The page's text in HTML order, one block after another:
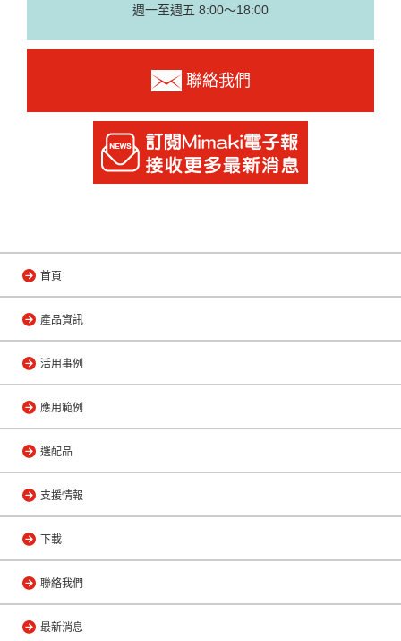
週一至週五 8:00～18:00
聯絡我們
首頁
產品資訊
活用事例
應用範例
選配品
支援情報
下載
聯絡我們
最新消息